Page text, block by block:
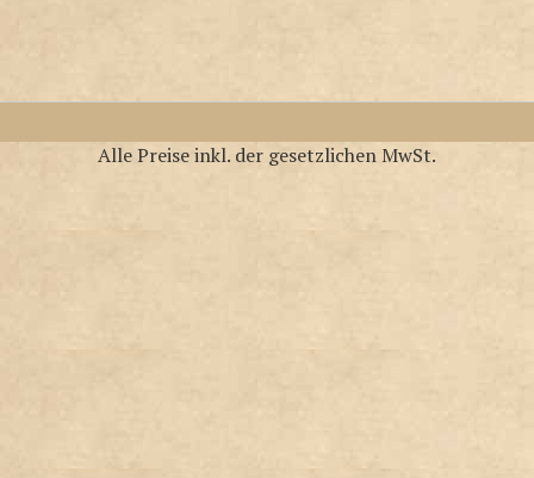
Alle Preise inkl. der gesetzlichen MwSt.